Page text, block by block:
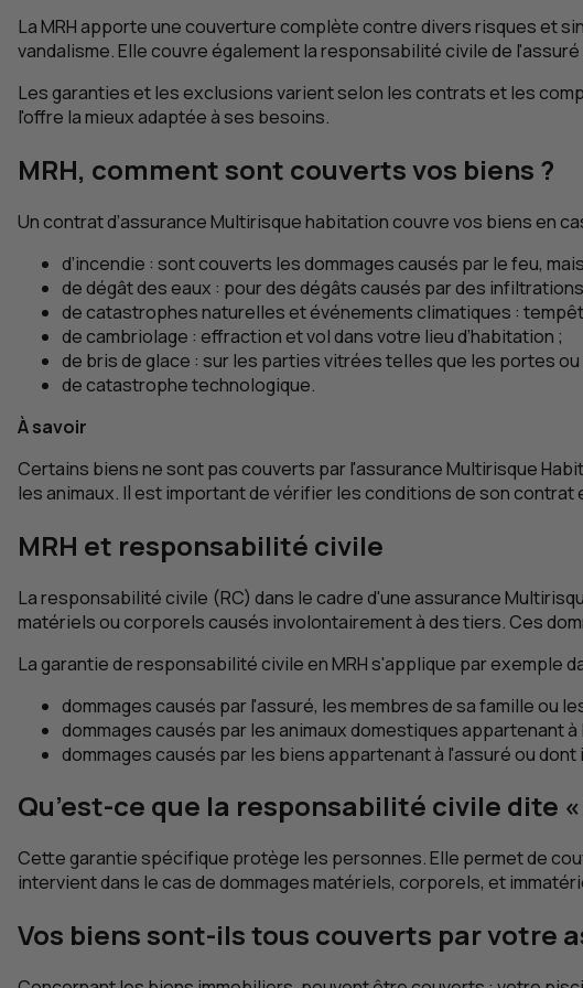
LaMRHapporte une couverture complète contre divers risques et
vandalisme. Elle couvre également la responsabilité civile de
Les garanties et les exclusions varient selon les contrats et les
l'offre la mieux adaptée à ses besoins.
MRH, comment sont couverts vos biens ?
Un contrat d’assurance Multirisque habitation couvre vos biens en
d’incendie : sont couverts les dommages causés par le feu,
de dégât des eaux : pour des dégâts causés par des
de catastrophes naturelles et événements climatiques :
de cambriolage : effraction et vol dans votre lieu d’habitation ;
de bris de glace : sur les parties vitrées telles que les portes
de catastrophe technologique.
À savoir
Certains biens ne sont pas couverts par l'assurance Multirisque
les animaux. Il est important de vérifier les conditions de son
MRH et responsabilité civile
La responsabilité civile (RC) dans le cadre d'une assurance
matériels ou corporels causés involontairement à des tiers. Ces
La garantie de responsabilité civile enMRHs'applique par exemple
dommages causés par l'assuré, les membres de sa famille ou
dommages causés par les animaux domestiques appartenant à
dommages causés par les biens appartenant à l'assuré ou
Qu’est-ce que la responsabilité civile dite
Cette garantie spécifique protège les personnes. Elle permet de
intervient dans le cas de dommages matériels, corporels, et
Vos biens sont-ils tous couverts par votre